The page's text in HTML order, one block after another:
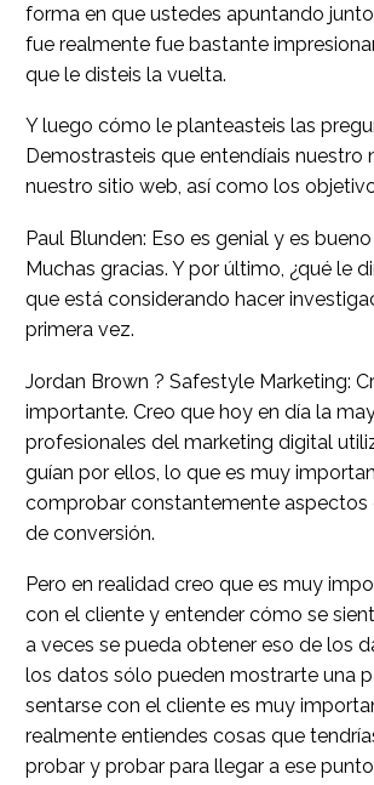
forma en que ustedes apuntando
fue realmente fue bastante
que le disteis la vuelta.
Y luego cómo le planteasteis las
Demostrasteis que entendíais nuestro
nuestro sitio web, así como los
Paul Blunden: Eso es genial y es bueno
Muchas gracias. Y por último, ¿qué le
que está considerando hacer
primera vez.
Jordan Brown ? Safestyle Marketing:
importante. Creo que hoy en día la
profesionales del marketing digital
guían por ellos, lo que es muy
comprobar constantemente aspectos
de conversión.
Pero en realidad creo que es muy
con el cliente y entender cómo se
a veces se pueda obtener eso de los
los datos sólo pueden mostrarte una
sentarse con el cliente es muy
realmente entiendes cosas que
probar y probar para llegar a ese